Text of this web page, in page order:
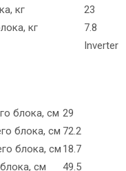
кг
23
кг
7.8
Inverter
блока, см 29
блока, см 72.2
блока, см 18.7
см
49.5